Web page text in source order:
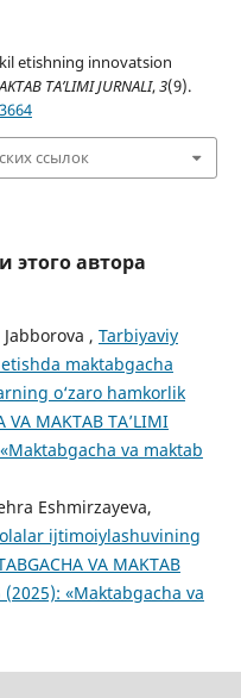
etishning innovatsion
TA’LIMI JURNALI,3(9).
ссылок
этого автора
, Tarbiyaviy
maktabgacha
o‘zaro hamkorlik
VA MAKTAB TA’LIMI
va maktab
Eshmirzayeva,
ijtimoiylashuvining
VA MAKTAB
«Maktabgacha va